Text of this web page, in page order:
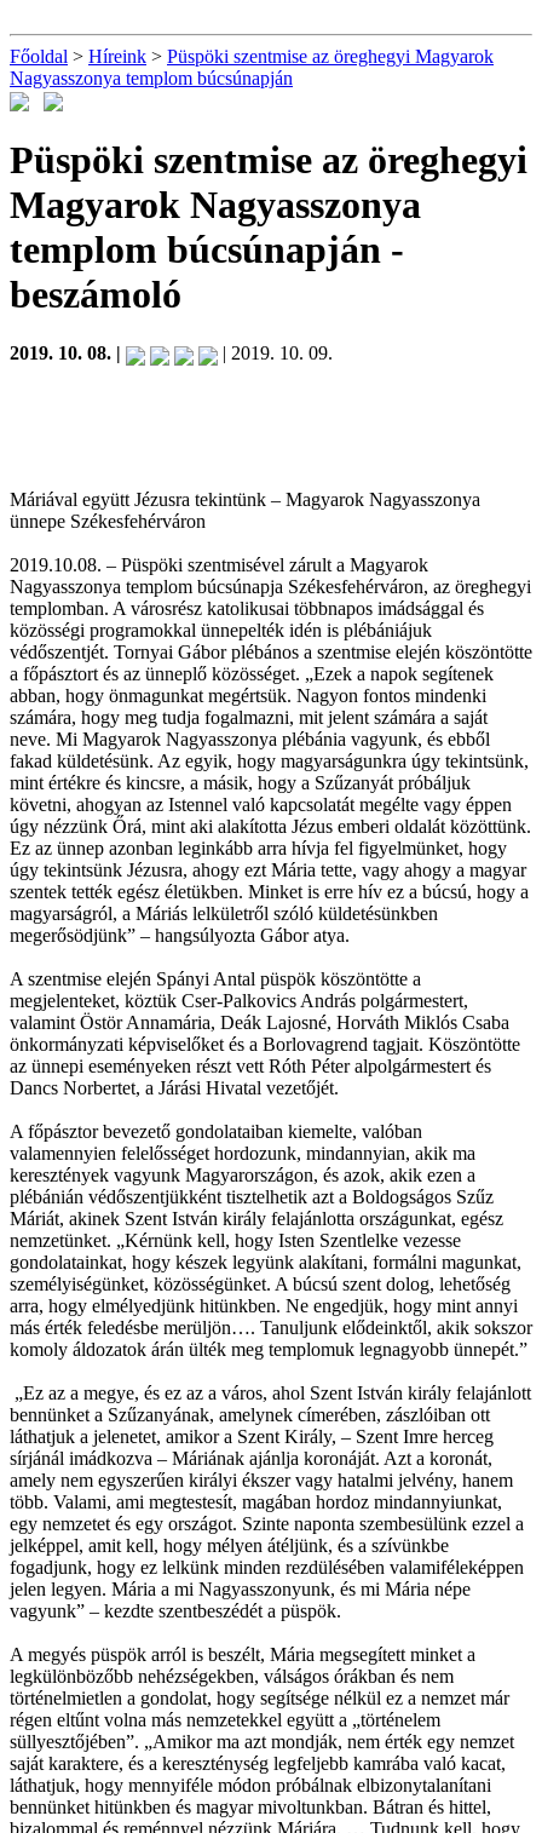
Főoldal > Híreink > Püspöki szentmise az öreghegyi Magyarok
Nagyasszonya templom búcsúnapján
Püspöki szentmise az öreghegyi
Magyarok Nagyasszonya
templom búcsúnapján -
beszámoló
2019. 10. 08. | | 2019. 10. 09.
Máriával együtt Jézusra tekintünk – Magyarok Nagyasszonya
ünnepe Székesfehérváron
2019.10.08. – Püspöki szentmisével zárult a Magyarok
Nagyasszonya templom búcsúnapja Székesfehérváron, az öreghegyi
templomban. A városrész katolikusai többnapos imádsággal és
közösségi programokkal ünnepelték idén is plébániájuk
védőszentjét. Tornyai Gábor plébános a szentmise elején köszöntötte
a főpásztort és az ünneplő közösséget. „Ezek a napok segítenek
abban, hogy önmagunkat megértsük. Nagyon fontos mindenki
számára, hogy meg tudja fogalmazni, mit jelent számára a saját
neve. Mi Magyarok Nagyasszonya plébánia vagyunk, és ebből
fakad küldetésünk. Az egyik, hogy magyarságunkra úgy tekintsünk,
mint értékre és kincsre, a másik, hogy a Szűzanyát próbáljuk
követni, ahogyan az Istennel való kapcsolatát megélte vagy éppen
úgy nézzünk Őrá, mint aki alakította Jézus emberi oldalát közöttünk.
Ez az ünnep azonban leginkább arra hívja fel figyelmünket, hogy
úgy tekintsünk Jézusra, ahogy ezt Mária tette, vagy ahogy a magyar
szentek tették egész életükben. Minket is erre hív ez a búcsú, hogy a
magyarságról, a Máriás lelkületről szóló küldetésünkben
megerősödjünk” – hangsúlyozta Gábor atya.
A szentmise elején Spányi Antal püspök köszöntötte a
megjelenteket, köztük Cser-Palkovics András polgármestert,
valamint Östör Annamária, Deák Lajosné, Horváth Miklós Csaba
önkormányzati képviselőket és a Borlovagrend tagjait. Köszöntötte
az ünnepi eseményeken részt vett Róth Péter alpolgármestert és
Dancs Norbertet, a Járási Hivatal vezetőjét.
A főpásztor bevezető gondolataiban kiemelte, valóban
valamennyien felelősséget hordozunk, mindannyian, akik ma
keresztények vagyunk Magyarországon, és azok, akik ezen a
plébánián védőszentjükként tisztelhetik azt a Boldogságos Szűz
Máriát, akinek Szent István király felajánlotta országunkat, egész
nemzetünket. „Kérnünk kell, hogy Isten Szentlelke vezesse
gondolatainkat, hogy készek legyünk alakítani, formálni magunkat,
személyiségünket, közösségünket. A búcsú szent dolog, lehetőség
arra, hogy elmélyedjünk hitünkben. Ne engedjük, hogy mint annyi
más érték feledésbe merüljön…. Tanuljunk elődeinktől, akik sokszor
komoly áldozatok árán ülték meg templomuk legnagyobb ünnepét.”
„Ez az a megye, és ez az a város, ahol Szent István király felajánlott
bennünket a Szűzanyának, amelynek címerében, zászlóiban ott
láthatjuk a jelenetet, amikor a Szent Király, – Szent Imre herceg
sírjánál imádkozva – Máriának ajánlja koronáját. Azt a koronát,
amely nem egyszerűen királyi ékszer vagy hatalmi jelvény, hanem
több. Valami, ami megtestesít, magában hordoz mindannyiunkat,
egy nemzetet és egy országot. Szinte naponta szembesülünk ezzel a
jelképpel, amit kell, hogy mélyen átéljünk, és a szívünkbe
fogadjunk, hogy ez lelkünk minden rezdülésében valamiféleképpen
jelen legyen. Mária a mi Nagyasszonyunk, és mi Mária népe
vagyunk” – kezdte szentbeszédét a püspök.
A megyés püspök arról is beszélt, Mária megsegített minket a
legkülönbözőbb nehézségekben, válságos órákban és nem
történelmietlen a gondolat, hogy segítsége nélkül ez a nemzet már
régen eltűnt volna más nemzetekkel együtt a „történelem
süllyesztőjében”. „Amikor ma azt mondják, nem érték egy nemzet
saját karaktere, és a kereszténység legfeljebb kamrába való kacat,
láthatjuk, hogy mennyiféle módon próbálnak elbizonytalanítani
bennünket hitünkben és magyar mivoltunkban. Bátran és hittel,
bizalommal és reménnyel nézzünk Máriára. … Tudnunk kell, hogy